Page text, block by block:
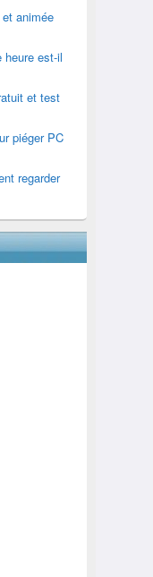
animée
heure est-il
et test
piéger PC
regarder